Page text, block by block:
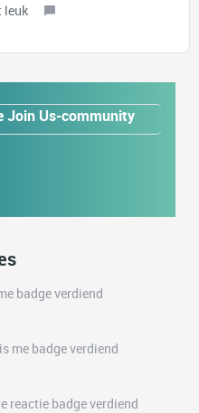
leuk
Join Us-community
badge verdiend
me badge verdiend
reactie badge verdiend